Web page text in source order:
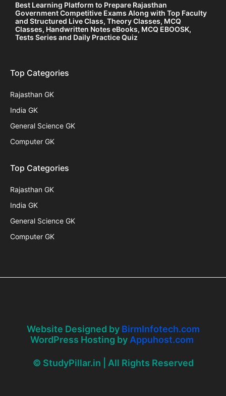
Best Learning Platform to Prepare Rajasthan
Government Competitive Exams Along with Top Faculty
and Structured Live Class, Theory Classes, MCQ
Classes, Handwritten Notes eBooks, MCQ EBOOSK,
Tests Series and Daily Practice Quiz
Top Categories
Rajasthan GK
India GK
General Science GK
Computer GK
Top Categories
Rajasthan GK
India GK
General Science GK
Computer GK
Website Designed by BirmInfotech.com
WordPress Hosting by Appuhost.com
© StudyPillar.in | All Rights Reserved